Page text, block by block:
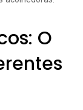
O